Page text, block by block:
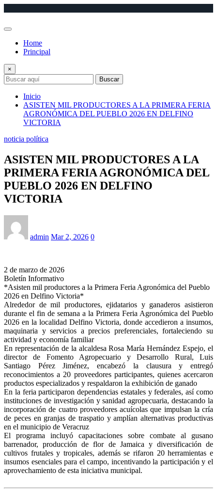
Home
Principal
×
Buscar
Inicio
ASISTEN MIL PRODUCTORES A LA PRIMERA FERIA
AGRONÓMICA DEL PUEBLO 2026 EN DELFINO
VICTORIA
noticia política
ASISTEN MIL PRODUCTORES A LA
PRIMERA FERIA AGRONÓMICA DEL
PUEBLO 2026 EN DELFINO
VICTORIA
admin Mar 2, 2026 0
2 de marzo de 2026
Boletín Informativo
*Asisten mil productores a la Primera Feria Agronómica del Pueblo
2026 en Delfino Victoria*
Alrededor de mil productores, ejidatarios y ganaderos asistieron
durante el fin de semana a la Primera Feria Agronómica del Pueblo
2026 en la localidad Delfino Victoria, donde accedieron a insumos,
maquinaria y servicios a precios preferenciales, fortaleciendo su
actividad y economía familiar
En representación de la alcaldesa Rosa María Hernández Espejo, el
director de Fomento Agropecuario y Desarrollo Rural, Luis
Santiago Pérez Jiménez, encabezó la clausura y entregó
reconocimientos a 20 proveedores participantes, quienes acercaron
productos especializados y respaldaron la exhibición de ganado
En la feria participaron dependencias estatales y federales, así como
instituciones de investigación y sanidad agropecuaria, destacando la
incorporación de cuatro proveedores acuícolas que impulsan la cría
de peces en granjas de traspatio y amplían alternativas productivas
en el municipio de Veracruz
El programa incluyó capacitaciones sobre combate al gusano
barrenador, producción de flor de Jamaica y diversificación de
cultivos frutales y tropicales, además se rifaron 20 herramientas e
insumos esenciales para el campo, incentivando la participación y el
aprovechamiento de esta iniciativa municipal.